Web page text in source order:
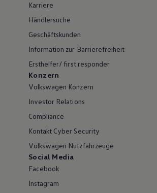
Karriere
Händlersuche
Geschäftskunden
Information zur Barrierefreiheit
Ersthelfer/ first responder
Konzern
Volkswagen Konzern
Investor Relations
Compliance
Kontakt Cyber Security
Volkswagen Nutzfahrzeuge
Social Media
Facebook
Instagram